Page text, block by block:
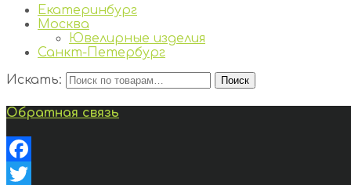
Екатеринбург
Москва
Ювелирные изделия
Санкт-Петербург
Искать:
Поиск
Обратная связь
Facebook